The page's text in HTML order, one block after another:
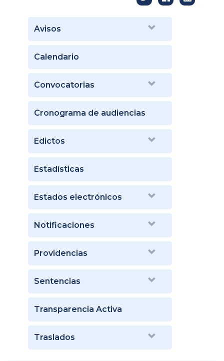
Avisos
Calendario
Convocatorias
Cronograma de audiencias
Edictos
Estadísticas
Estados electrónicos
Notificaciones
Providencias
Sentencias
Transparencia Activa
Traslados